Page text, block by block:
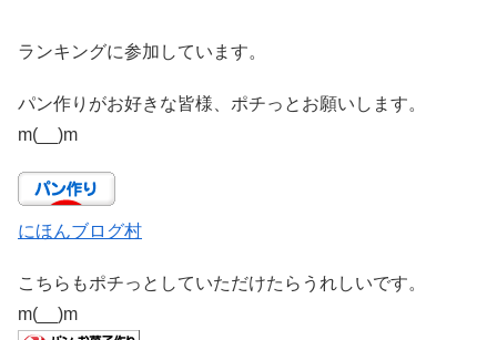
ランキングに参加しています。
パン作りがお好きな皆様、ポチっとお願いします。
m(__)m
にほんブログ村
こちらもポチっとしていただけたらうれしいです。
m(__)m